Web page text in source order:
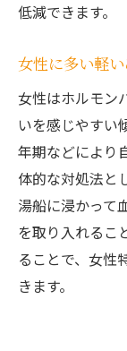
低減できます。
女性に多い軽
女性はホルモン
いを感じやすい
年期などにより
体的な対処法と
湯船に浸かって
を取り入れるこ
ることで、女性
きます。